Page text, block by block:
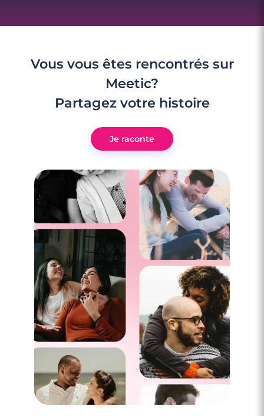
4 minutes
Rencontre à Rognac
Vous vous êtes rencontrés sur
Meetic?
Partagez votre histoire
Je raconte